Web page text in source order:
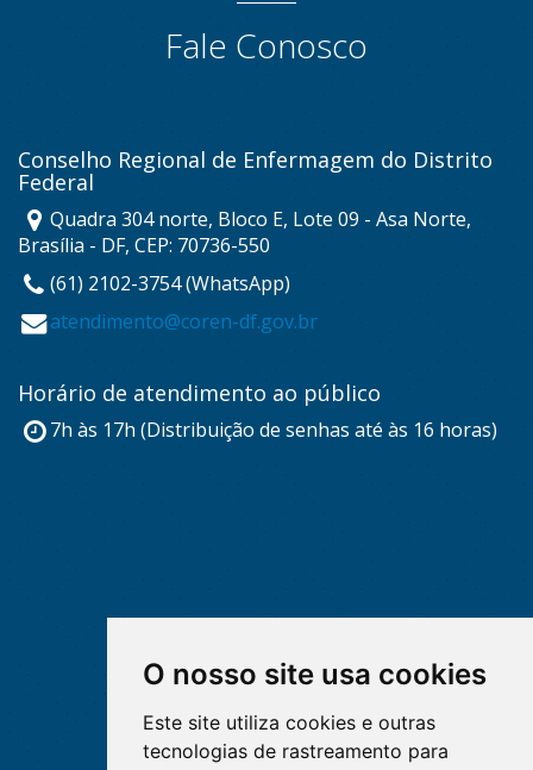
O nosso site usa cookies
Este site utiliza cookies e outras
tecnologias de rastreamento para
Fale Conosco
Conselho Regional de Enfermagem do Distrito
Federal
Quadra 304 norte, Bloco E, Lote 09 - Asa Norte,
Brasília - DF, CEP: 70736-550
(61) 2102-3754 (WhatsApp)
atendimento@coren-df.gov.br
Horário de atendimento ao público
7h às 17h (Distribuição de senhas até às 16 horas)